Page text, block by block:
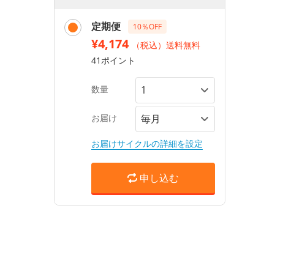
定期便 10％OFF
¥4,174
（税込）送料無料
41ポイント
数量
お届け
お届けサイクルの詳細を設定
申し込む